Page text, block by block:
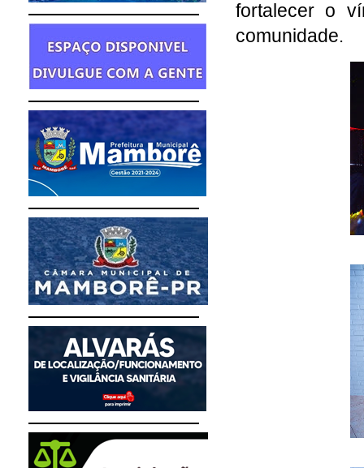
fortalecer o
comunidade.